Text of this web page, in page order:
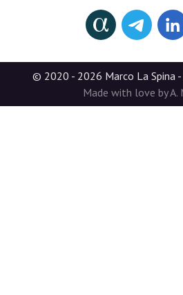
© 2020 - 2026 Marco La Spina
Made with love by